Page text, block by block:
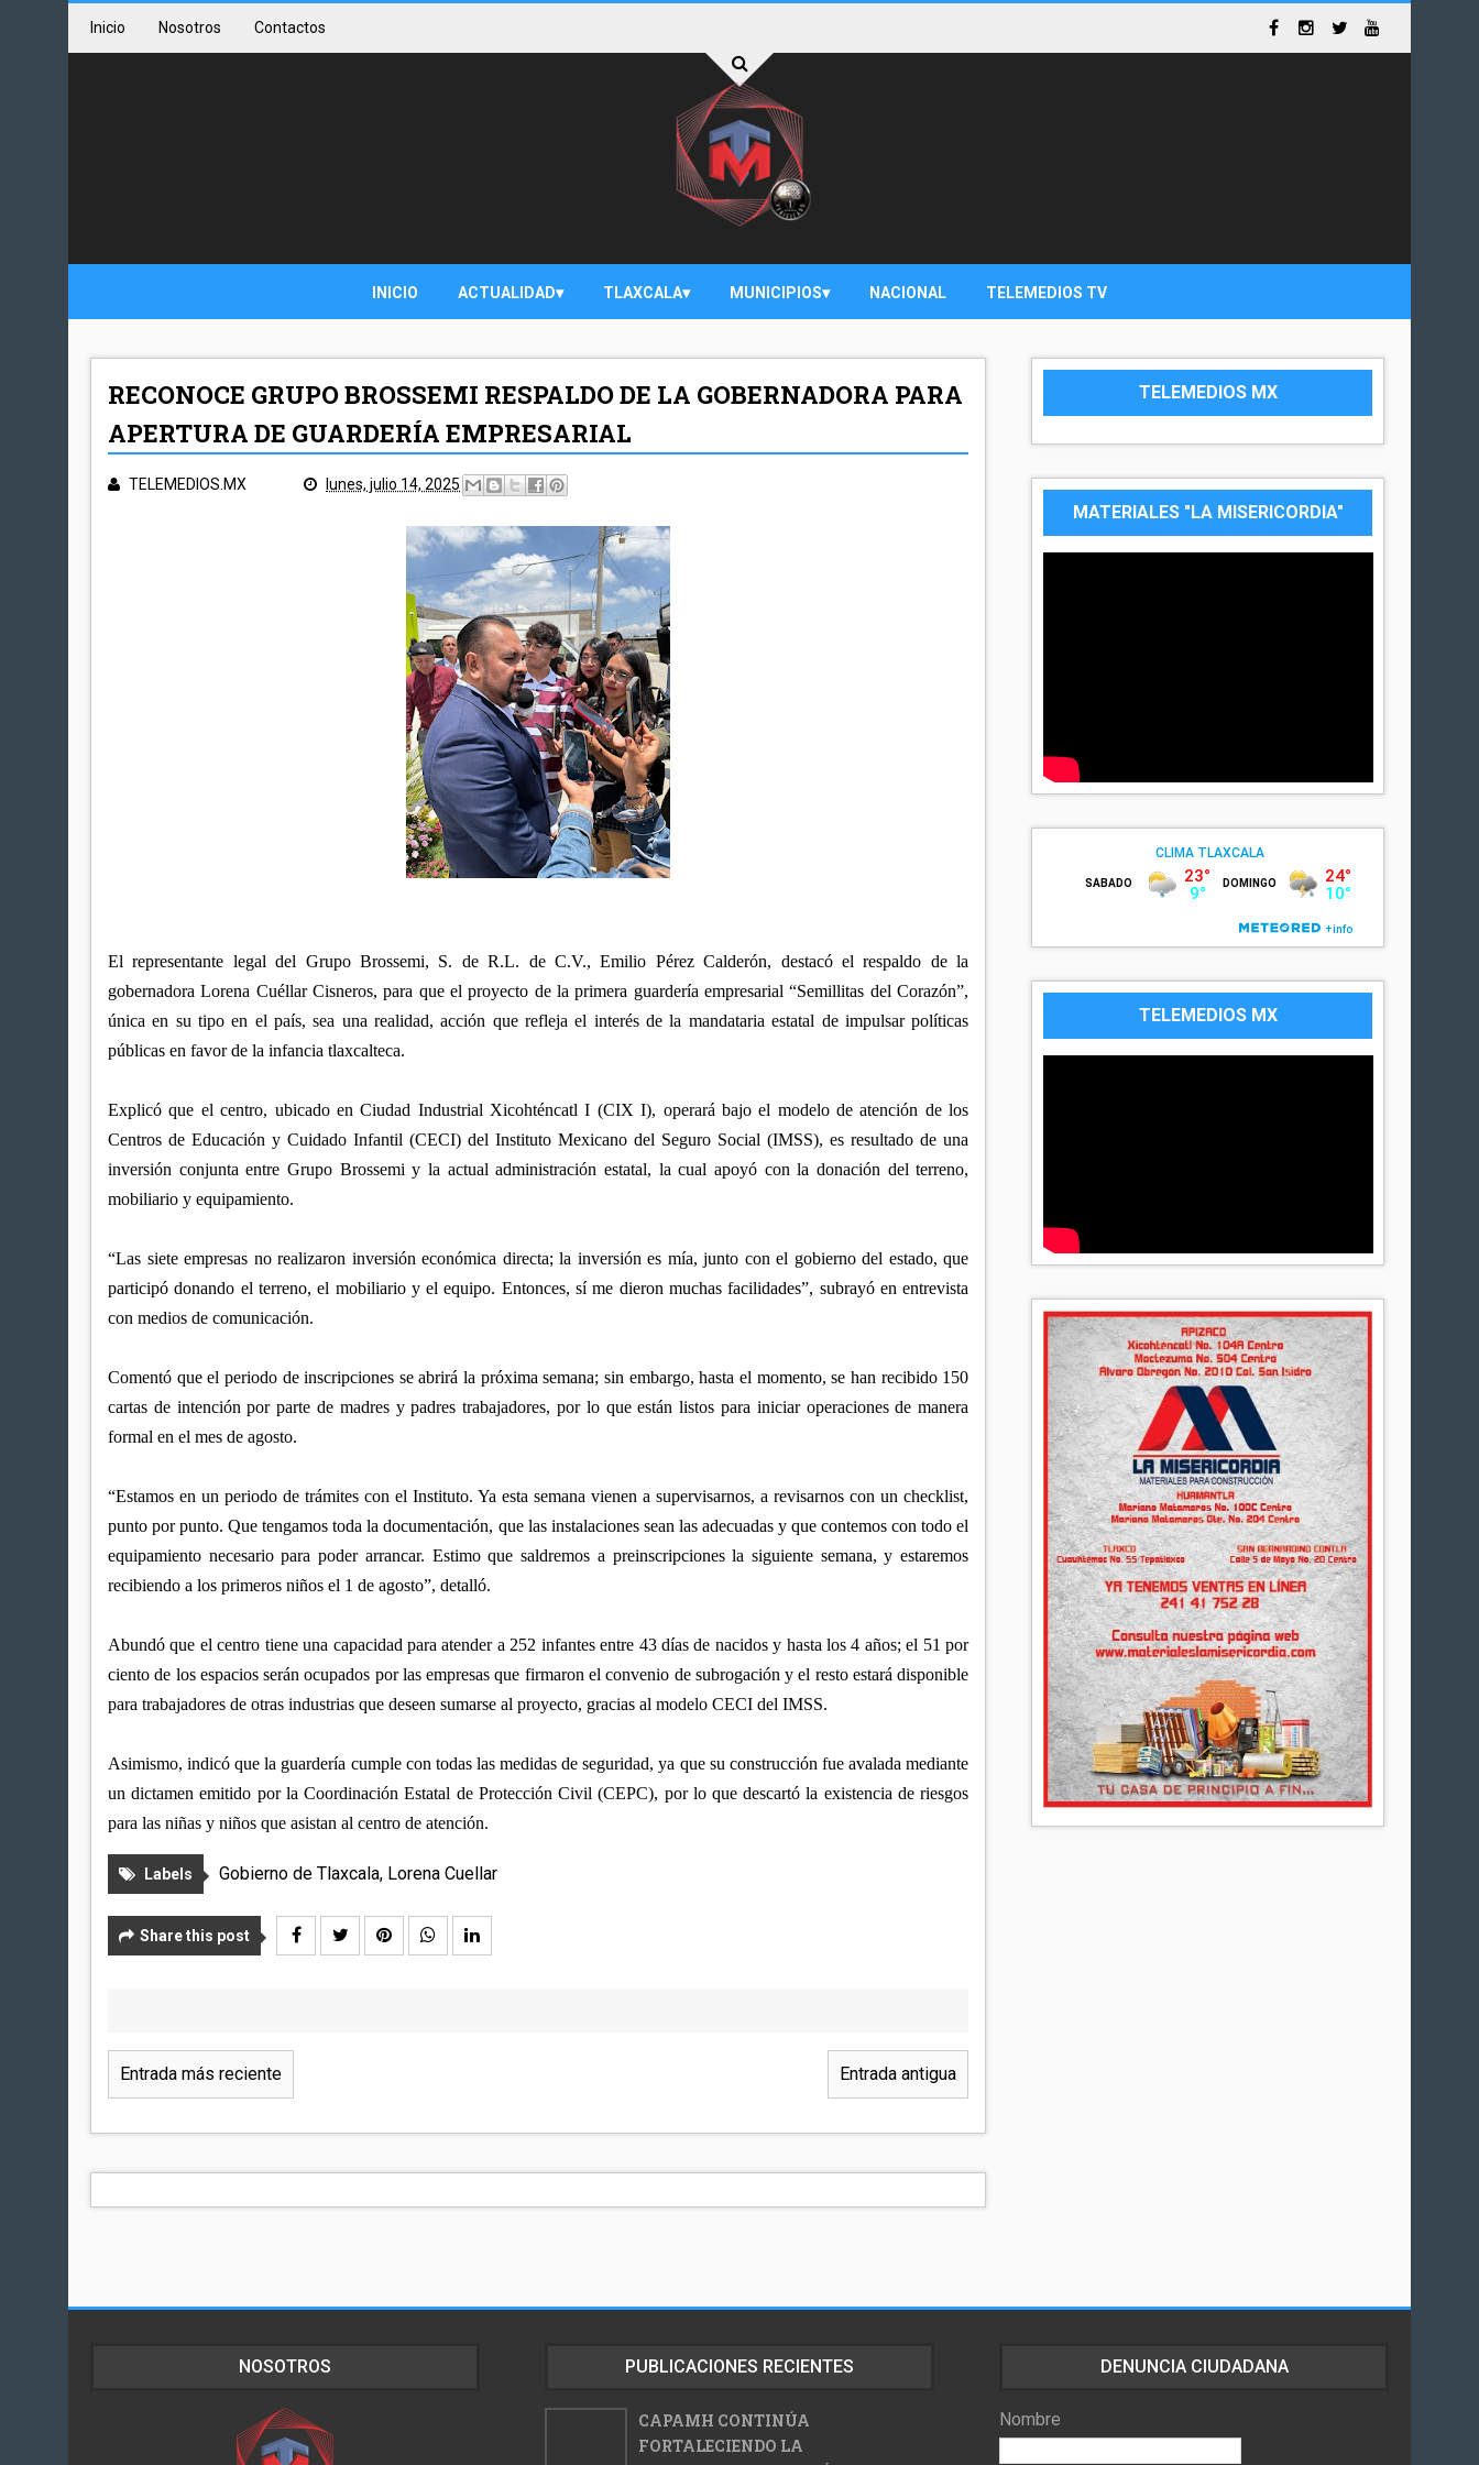
Inicio Nosotros Contactos
INICIO ACTUALIDAD TLAXCALA MUNICIPIOS NACIONAL TELEMEDIOS TV
RECONOCE GRUPO BROSSEMI RESPALDO DE LA GOBERNADORA PARA
APERTURA DE GUARDERÍA EMPRESARIAL
TELEMEDIOS.MX lunes, julio 14, 2025
El representante legal del Grupo Brossemi, S. de R.L. de C.V., Emilio Pérez Calderón, destacó el respaldo de la
gobernadora Lorena Cuéllar Cisneros, para que el proyecto de la primera guardería empresarial “Semillitas del Corazón”,
única en su tipo en el país, sea una realidad, acción que refleja el interés de la mandataria estatal de impulsar políticas
públicas en favor de la infancia tlaxcalteca.
Explicó que el centro, ubicado en Ciudad Industrial Xicohténcatl I (CIX I), operará bajo el modelo de atención de los
Centros de Educación y Cuidado Infantil (CECI) del Instituto Mexicano del Seguro Social (IMSS), es resultado de una
inversión conjunta entre Grupo Brossemi y la actual administración estatal, la cual apoyó con la donación del terreno,
mobiliario y equipamiento.
“Las siete empresas no realizaron inversión económica directa; la inversión es mía, junto con el gobierno del estado, que
participó donando el terreno, el mobiliario y el equipo. Entonces, sí me dieron muchas facilidades”, subrayó en entrevista
con medios de comunicación.
Comentó que el periodo de inscripciones se abrirá la próxima semana; sin embargo, hasta el momento, se han recibido 150
cartas de intención por parte de madres y padres trabajadores, por lo que están listos para iniciar operaciones de manera
formal en el mes de agosto.
“Estamos en un periodo de trámites con el Instituto. Ya esta semana vienen a supervisarnos, a revisarnos con un checklist,
punto por punto. Que tengamos toda la documentación, que las instalaciones sean las adecuadas y que contemos con todo el
equipamiento necesario para poder arrancar. Estimo que saldremos a preinscripciones la siguiente semana, y estaremos
recibiendo a los primeros niños el 1 de agosto”, detalló.
Abundó que el centro tiene una capacidad para atender a 252 infantes entre 43 días de nacidos y hasta los 4 años; el 51 por
ciento de los espacios serán ocupados por las empresas que firmaron el convenio de subrogación y el resto estará disponible
para trabajadores de otras industrias que deseen sumarse al proyecto, gracias al modelo CECI del IMSS.
Asimismo, indicó que la guardería cumple con todas las medidas de seguridad, ya que su construcción fue avalada mediante
un dictamen emitido por la Coordinación Estatal de Protección Civil (CEPC), por lo que descartó la existencia de riesgos
para las niñas y niños que asistan al centro de atención.
Labels Gobierno de Tlaxcala, Lorena Cuellar
Share this post
Entrada más reciente Entrada antigua
TELEMEDIOS MX
MATERIALES "LA MISERICORDIA"
TELEMEDIOS MX
NOSOTROS PUBLICACIONES RECIENTES
CAPAMH CONTINÚA
FORTALECIENDO LA
DENUNCIA CIUDADANA
Nombre